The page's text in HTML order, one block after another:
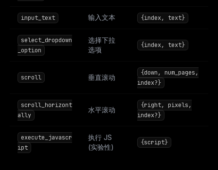
input_text 输入文本 {index, text}
select_dropdown
_option
选择下拉
选项
{index, text}
scroll 垂直滚动
{down, num_pages,
index?}
scroll_horizont
ally
水平滚动
{right, pixels,
index?}
execute_javascr
ipt
执行 JS
(实验性)
{script}